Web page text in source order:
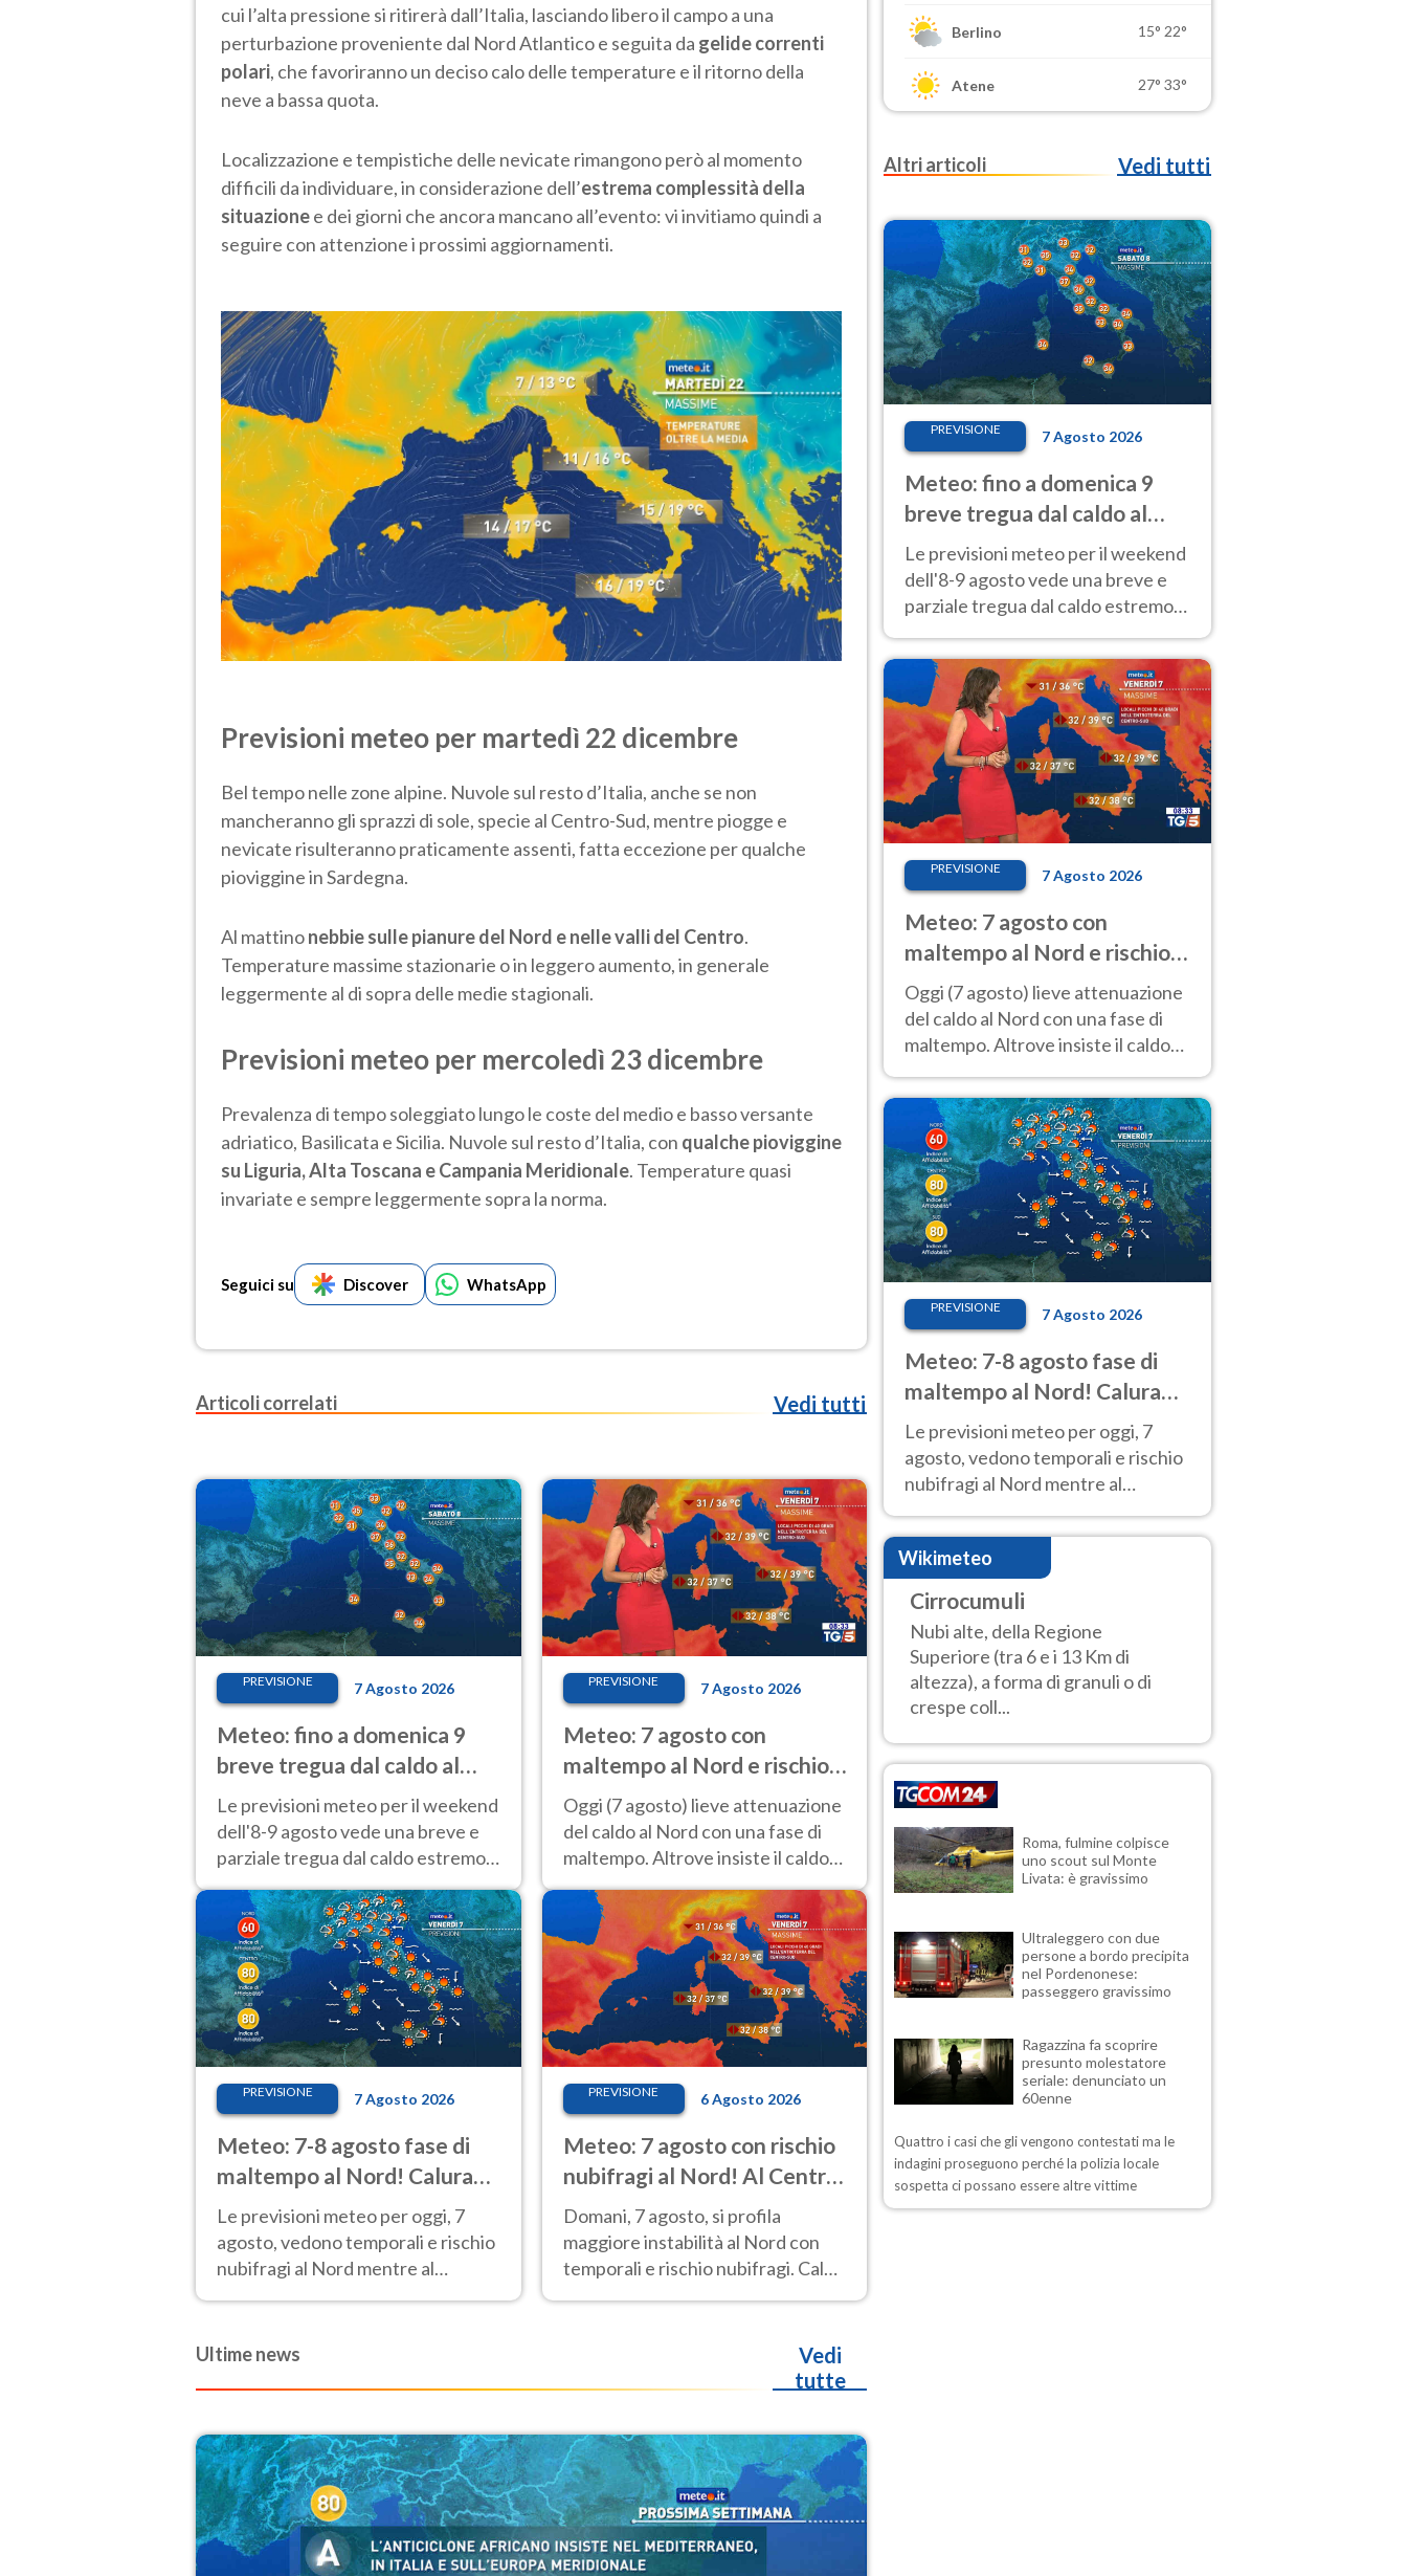
cui l’alta pressione si ritirerà dall’Italia, lasciando libero il campo a una
perturbazione proveniente dal Nord Atlantico e seguita da gelide correnti
polari, che favoriranno un deciso calo delle temperature e il ritorno della
neve a bassa quota.
Localizzazione e tempistiche delle nevicate rimangono però al momento
difficili da individuare, in considerazione dell’estrema complessità della
situazionee dei giorni che ancora mancano all’evento: vi invitiamo quindi a
seguire con attenzione i prossimi aggiornamenti.
Previsioni meteo per martedì 22 dicembre
Bel tempo nelle zone alpine. Nuvole sul resto d’Italia, anche se non
mancheranno gli sprazzi di sole, specie al Centro-Sud, mentre piogge e
nevicate risulteranno praticamente assenti, fatta eccezione per qualche
pioviggine in Sardegna.
Al mattinonebbie sulle pianure del Nord e nelle valli del Centro.
Temperature massime stazionarie o in leggero aumento, in generale
leggermente al di sopra delle medie stagionali.
Previsioni meteo per mercoledì 23 dicembre
Prevalenza di tempo soleggiato lungo le coste del medio e basso versante
adriatico, Basilicata e Sicilia. Nuvole sul resto d’Italia, con qualche pioviggine
su Liguria, Alta Toscana e Campania Meridionale. Temperature quasi
invariate e sempre leggermente sopra la norma.
Seguici su Discover WhatsApp
Articoli correlati Vedi tutti
PREVISIONE 7 Agosto 2026
Meteo: fino a domenica 9
breve tregua dal caldo al
Nord! Altrove calura e afa
Le previsioni meteo per il weekend
dell'8-9 agosto vede una breve e
parziale tregua dal caldo estremo
al Nord mentre altrove persistono
40 gradi.
PREVISIONE 7 Agosto 2026
Meteo: 7 agosto con
maltempo al Nord e rischio
nubifragi. Altrove caldo
estremo
Oggi (7 agosto) lieve attenuazione
del caldo al Nord con una fase di
maltempo. Altrove insiste il caldo
estremo con picchi di 40°C. Le
previsioni
PREVISIONE 7 Agosto 2026
Meteo: 7-8 agosto fase di
maltempo al Nord! Calura
fino a Ferragosto
Le previsioni meteo per oggi, 7
agosto, vedono temporali e rischio
nubifragi al Nord mentre al
PREVISIONE 6 Agosto 2026
Meteo: 7 agosto con rischio
nubifragi al Nord! Al Centro-
Sud caldo estremo
Domani, 7 agosto, si profila
maggiore instabilità al Nord con
temporali e rischio nubifragi. Caldo
Ultime news
Vedi
tutte
Berlino 15° 22°
Atene 27° 33°
Altri articoli Vedi tutti
PREVISIONE 7 Agosto 2026
Meteo: fino a domenica 9
breve tregua dal caldo al
Nord! Altrove calura e afa
Le previsioni meteo per il weekend
dell'8-9 agosto vede una breve e
parziale tregua dal caldo estremo
40 gradi.
PREVISIONE 7 Agosto 2026
Meteo: 7 agosto con
maltempo al Nord e rischio
nubifragi. Altrove caldo
estremo
Oggi (7 agosto) lieve attenuazione
del caldo al Nord con una fase di
maltempo. Altrove insiste il caldo
previsioni
PREVISIONE 7 Agosto 2026
Meteo: 7-8 agosto fase di
maltempo al Nord! Calura
fino a Ferragosto
Le previsioni meteo per oggi, 7
agosto, vedono temporali e rischio
nubifragi al Nord mentre al
molto intenso.
Wikimeteo
Cirrocumuli
Nubi alte, della Regione
Superiore (tra 6 e i 13 Km di
altezza), a forma di granuli o di
crespe coll...
Roma, fulmine colpisce
uno scout sul Monte
Livata: è gravissimo
Ultraleggero con due
persone a bordo precipita
nel Pordenonese:
passeggero gravissimo
Ragazzina fa scoprire
presunto molestatore
seriale: denunciato un
60enne
Quattro i casi che gli vengono contestati ma le
indagini proseguono perché la polizia locale
sospetta ci possano essere altre vittime